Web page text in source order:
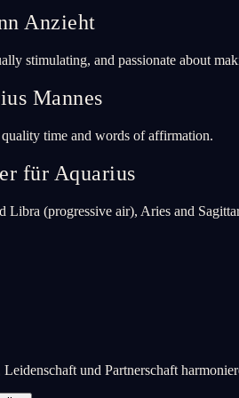
Anzieht
stimulating, and passionate about
Mannes
time and words of affirmation.
für Aquarius
Libra (progressive air), Aries and
und Partnerschaft